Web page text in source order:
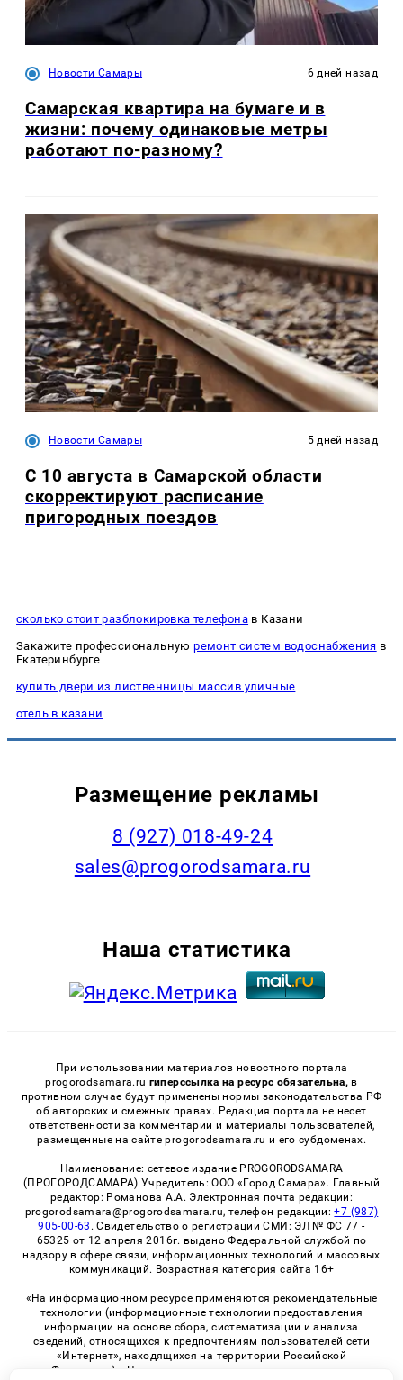
Новости Самары 6 дней назад
Самарская квартира на бумаге и в
жизни: почему одинаковые метры
работают по-разному?
Новости Самары 5 дней назад
С 10 августа в Самарской области
скорректируют расписание
пригородных поездов
сколько стоит разблокировка телефона в Казани
Закажите профессиональнуюремонт систем водоснабжения в
Екатеринбурге
купить двери из лиственницы массив уличные
отель в казани
Размещение рекламы
8 (927) 018-49-24
sales@progorodsamara.ru
Наша статистика
При использовании материалов новостного портала
progorodsamara.ru гиперссылка на ресурс обязательна, в
противном случае будут применены нормы законодательства РФ
об авторских и смежных правах. Редакция портала не несет
ответственности за комментарии и материалы пользователей,
размещенные на сайте progorodsamara.ru и его субдоменах.
Наименование: сетевое издание PROGORODSAMARA
(ПРОГОРОДСАМАРА) Учредитель: ООО «Город Самара». Главный
редактор: Романова А.А. Электронная почта редакции:
progorodsamara@progorodsamara.ru, телефон редакции:+7 (987)
905-00-63 . Свидетельство о регистрации СМИ: ЭЛ № ФС 77 -
65325 от 12 апреля 2016г. выдано Федеральной службой по
надзору в сфере связи, информационных технологий и массовых
коммуникаций. Возрастная категория сайта 16+
«На информационном ресурсе применяются рекомендательные
технологии (информационные технологии предоставления
информации на основе сбора, систематизации и анализа
сведений, относящихся к предпочтениям пользователей сети
«Интернет», находящихся на территории Российской
Федерации)». Правила применения рекомендательных